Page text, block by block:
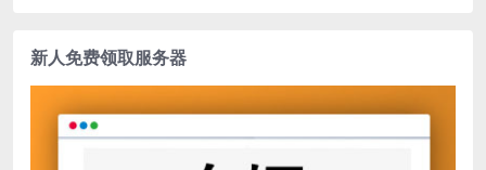
新人免费领取服务器